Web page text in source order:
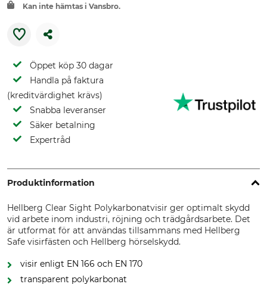
Kan inte hämtas i Vansbro.
Öppet köp 30 dagar
Handla på faktura
(kreditvärdighet krävs)
Snabba leveranser
Säker betalning
Expertråd
Produktinformation
Hellberg Clear Sight Polykarbonatvisir ger optimalt skydd
vid arbete inom industri, röjning och trädgårdsarbete. Det
är utformat för att användas tillsammans med Hellberg
Safe visirfästen och Hellberg hörselskydd.
visir enligt EN 166 och EN 170
transparent polykarbonat